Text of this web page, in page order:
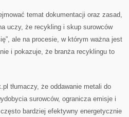
temat dokumentacji oraz zasad,
uczy, że recykling i skup surowców
ale na procesie, w którym ważna jest
i pokazuje, że branża recyklingu to
tłumaczy, że oddawanie metali do
surowców, ogranicza emisje i
bardziej efektywny energetycznie